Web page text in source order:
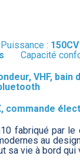
Puissance :
Capacité
VHF,
commande
fabriqué par le
au
sa vie à bord qui